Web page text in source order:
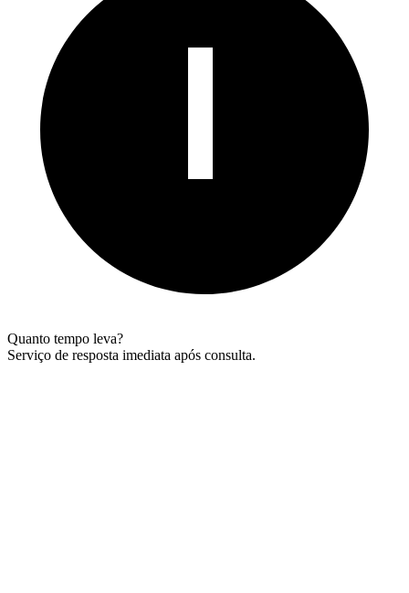
Quanto tempo leva?
Serviço de resposta imediata após consulta.